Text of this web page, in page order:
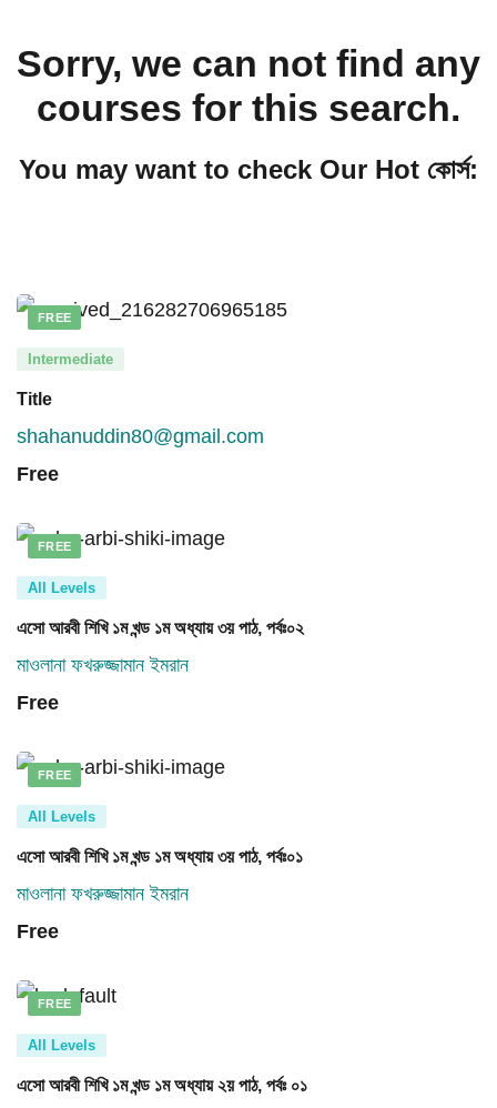
Sorry, we can not find any
courses for this search.
You may want to check Our Hot কোর্স:
FREE
Intermediate
Title
shahanuddin80@gmail.com
Free
FREE
All Levels
এসো আরবী শিখি ১ম খন্ড ১ম অধ্যায় ৩য় পাঠ, পর্বঃ০২
মাওলানা ফখরুজ্জামান ইমরান
Free
FREE
All Levels
এসো আরবী শিখি ১ম খন্ড ১ম অধ্যায় ৩য় পাঠ, পর্বঃ০১
মাওলানা ফখরুজ্জামান ইমরান
Free
FREE
All Levels
এসো আরবী শিখি ১ম খন্ড ১ম অধ্যায় ২য় পাঠ, পর্বঃ ০১